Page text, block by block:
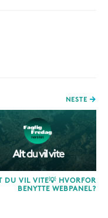
NESTE
DU VIL VITE💡 HVORFOR
BENYTTE WEBPANEL?